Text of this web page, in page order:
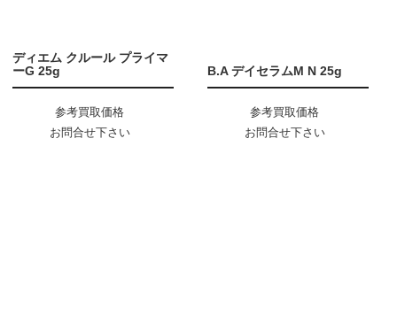
ディエム クルール プライマ
ーG 25g
参考買取価格
お問合せ下さい
B.A デイセラムM N 25g
参考買取価格
お問合せ下さい